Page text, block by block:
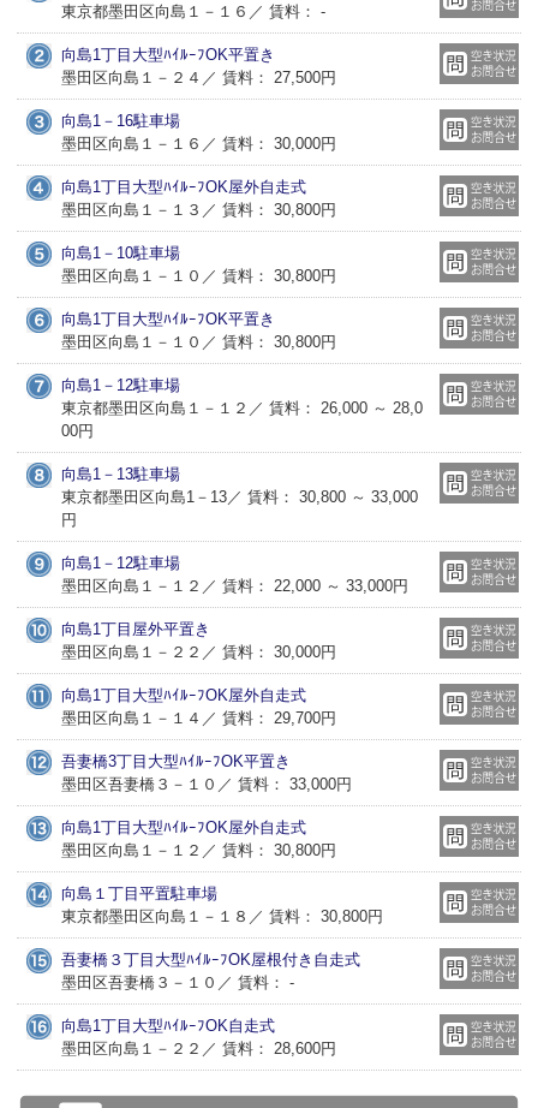
東京都墨田区向島１－１６／ 賃料： -
向島1丁目大型ﾊｲﾙｰﾌOK平置き
墨田区向島１－２４／ 賃料： 27,500円
向島1－16駐車場
墨田区向島１－１６／ 賃料： 30,000円
向島1丁目大型ﾊｲﾙｰﾌOK屋外自走式
墨田区向島１－１３／ 賃料： 30,800円
向島1－10駐車場
墨田区向島１－１０／ 賃料： 30,800円
向島1丁目大型ﾊｲﾙｰﾌOK平置き
墨田区向島１－１０／ 賃料： 30,800円
向島1－12駐車場
東京都墨田区向島１－１２／ 賃料： 26,000 ～ 28,0
00円
向島1－13駐車場
東京都墨田区向島1－13／ 賃料： 30,800 ～ 33,000
円
向島1－12駐車場
墨田区向島１－１２／ 賃料： 22,000 ～ 33,000円
向島1丁目屋外平置き
墨田区向島１－２２／ 賃料： 30,000円
向島1丁目大型ﾊｲﾙｰﾌOK屋外自走式
墨田区向島１－１４／ 賃料： 29,700円
吾妻橋3丁目大型ﾊｲﾙｰﾌOK平置き
墨田区吾妻橋３－１０／ 賃料： 33,000円
向島1丁目大型ﾊｲﾙｰﾌOK屋外自走式
墨田区向島１－１２／ 賃料： 30,800円
向島１丁目平置駐車場
東京都墨田区向島１－１８／ 賃料： 30,800円
吾妻橋３丁目大型ﾊｲﾙｰﾌOK屋根付き自走式
墨田区吾妻橋３－１０／ 賃料： -
向島1丁目大型ﾊｲﾙｰﾌOK自走式
墨田区向島１－２２／ 賃料： 28,600円